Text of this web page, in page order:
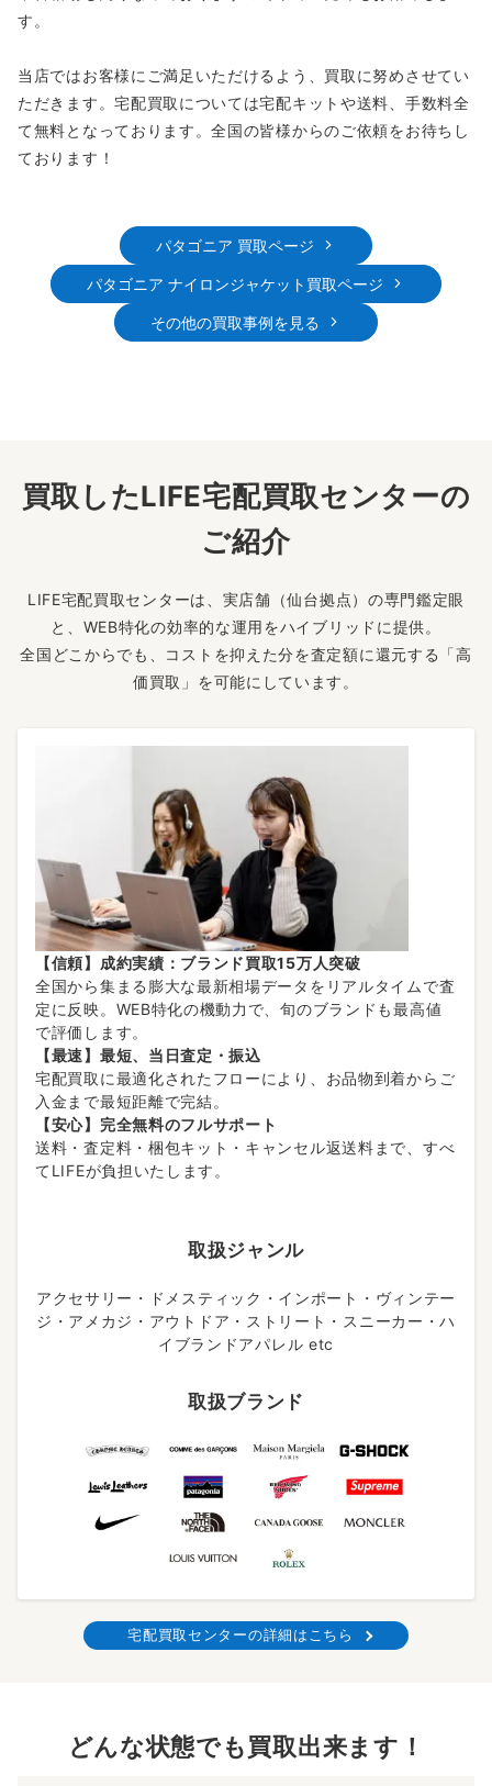
す。
当店ではお客様にご満足いただけるよう、買取に努めさせてい
ただきます。宅配買取については宅配キットや送料、手数料全
て無料となっております。全国の皆様からのご依頼をお待ちし
ております！
パタゴニア 買取ページ
パタゴニア ナイロンジャケット買取ページ
その他の買取事例を見る
買取したLIFE宅配買取センターの
ご紹介
LIFE宅配買取センターは、実店舗（仙台拠点）の専門鑑定眼
と、WEB特化の効率的な運用をハイブリッドに提供。
全国どこからでも、コストを抑えた分を査定額に還元する「高
価買取」を可能にしています。
【信頼】成約実績：ブランド買取15万人突破
全国から集まる膨大な最新相場データをリアルタイムで査
定に反映。WEB特化の機動力で、旬のブランドも最高値
で評価します。
【最速】最短、当日査定・振込
宅配買取に最適化されたフローにより、お品物到着からご
入金まで最短距離で完結。
【安心】完全無料のフルサポート
送料・査定料・梱包キット・キャンセル返送料まで、すべ
てLIFEが負担いたします。
取扱ジャンル
アクセサリー・ドメスティック・インポート・ヴィンテー
ジ・アメカジ・アウトドア・ストリート・スニーカー・ハ
イブランドアパレル etc
取扱ブランド
宅配買取センターの詳細はこちら
どんな状態でも買取出来ます！